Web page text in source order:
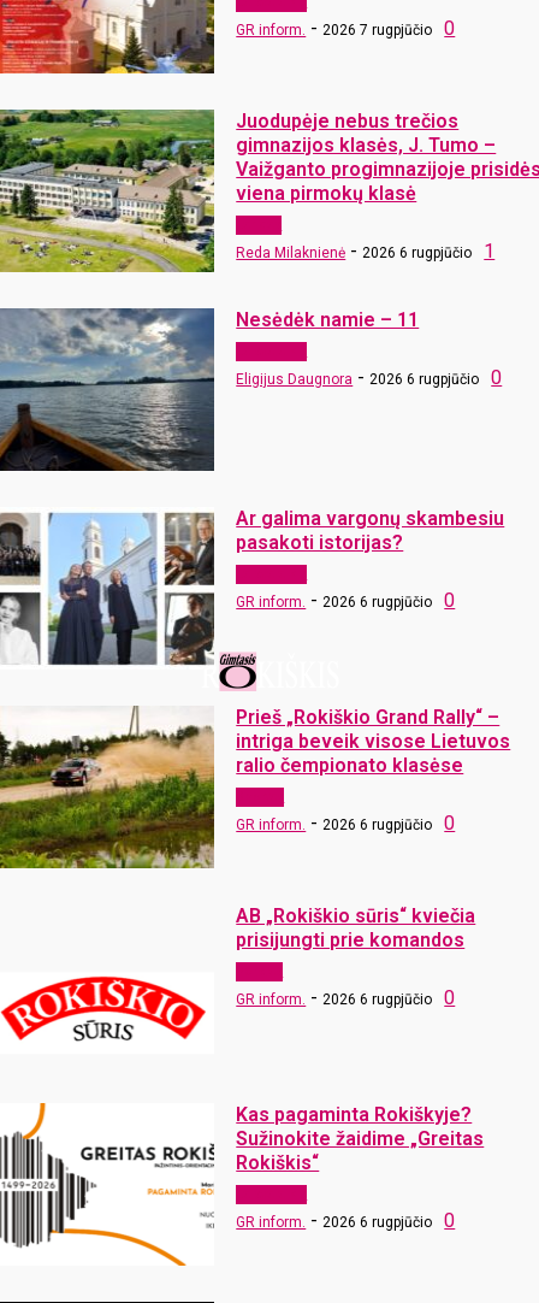
GR inform. - 2026 7 rugpjūčio 0
Juodupėje nebus trečios
gimnazijos klasės, J. Tumo –
Vaižganto progimnazijoje
viena pirmokų klasė
Reda Milaknienė - 2026 6 rugpjūčio 1
Nesėdėk namie – 11
Eligijus Daugnora - 2026 6 rugpjūčio 0
Ar galima vargonų skambesiu
pasakoti istorijas?
GR inform. - 2026 6 rugpjūčio 0
Prieš „Rokiškio Grand Rally“ –
intriga beveik visose Lietuvos
ralio čempionato klasėse
GR inform. - 2026 6 rugpjūčio 0
AB „Rokiškio sūris“ kviečia
prisijungti prie komandos
GR inform. - 2026 6 rugpjūčio 0
Kas pagaminta Rokiškyje?
Sužinokite žaidime „Greitas
Rokiškis“
GR inform. - 2026 6 rugpjūčio 0